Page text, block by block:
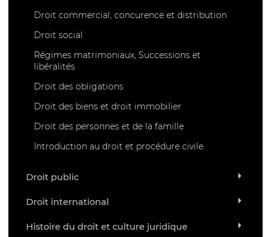
Droit commercial, concurence et distribution
Droit social
Régimes matrimoniaux, Successions et
libéralités
Droit des obligations
Droit des biens et droit immobilier
Droit des personnes et de la famille
Introduction au droit et procédure civile
Droit public
Droit international
Histoire du droit et culture juridique